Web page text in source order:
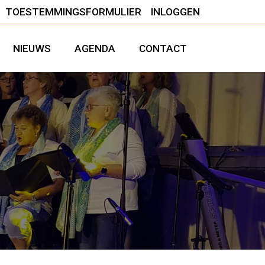
TOESTEMMINGSFORMULIER INLOGGEN
NIEUWS AGENDA CONTACT